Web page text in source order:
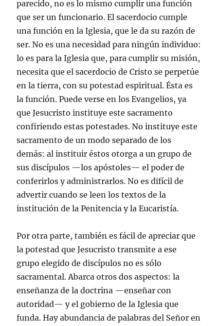
parecido, no es lo mismo cumplir una función
que ser un funcionario. El sacerdocio cumple
una función en la Iglesia, que le da su razón de
ser. No es una necesidad para ningún individuo:
lo es para la Iglesia que, para cumplir su misión,
necesita que el sacerdocio de Cristo se perpetúe
en la tierra, con su potestad espiritual. Ésta es
la función. Puede verse en los Evangelios, ya
que Jesucristo instituye este sacramento
confiriendo estas potestades. No instituye este
sacramento de un modo separado de los
demás: al instituir éstos otorga a un grupo de
sus discípulos —los apóstoles— el poder de
conferirlos y administrarlos. No es difícil de
advertir cuando se leen los textos de la
institución de la Penitencia y la Eucaristía.
Por otra parte, también es fácil de apreciar que
la potestad que Jesucristo transmite a ese
grupo elegido de discípulos no es sólo
sacramental. Abarca otros dos aspectos: la
enseñanza de la doctrina —enseñar con
autoridad— y el gobierno de la Iglesia que
funda. Hay abundancia de palabras del Señor en